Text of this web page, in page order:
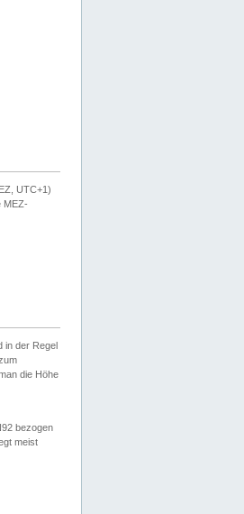
UTC+1)
MEZ-
in der Regel
die Höhe
bezogen
meist